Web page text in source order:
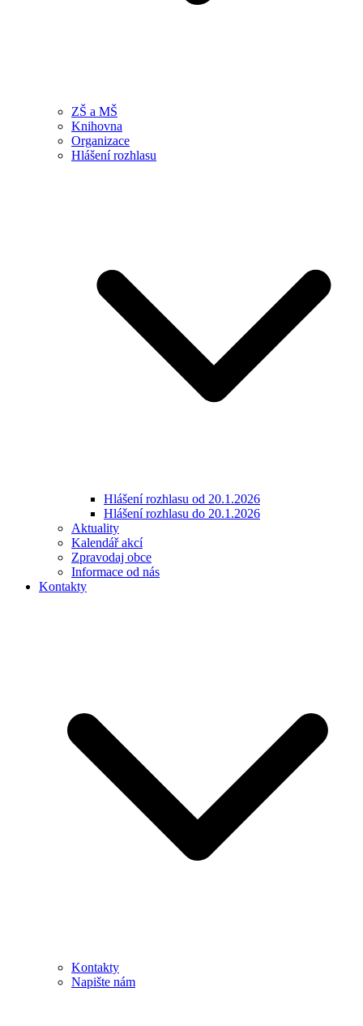
ZŠ a MŠ
Knihovna
Organizace
Hlášení rozhlasu
Hlášení rozhlasu od 20.1.2026
Hlášení rozhlasu do 20.1.2026
Aktuality
Kalendář akcí
Zpravodaj obce
Informace od nás
Kontakty
Kontakty
Napište nám